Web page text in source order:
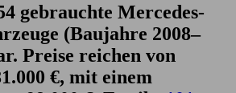
gebrauchte Mercedes-
(Baujahre 2008–
Preise reichen von
€, mit einem